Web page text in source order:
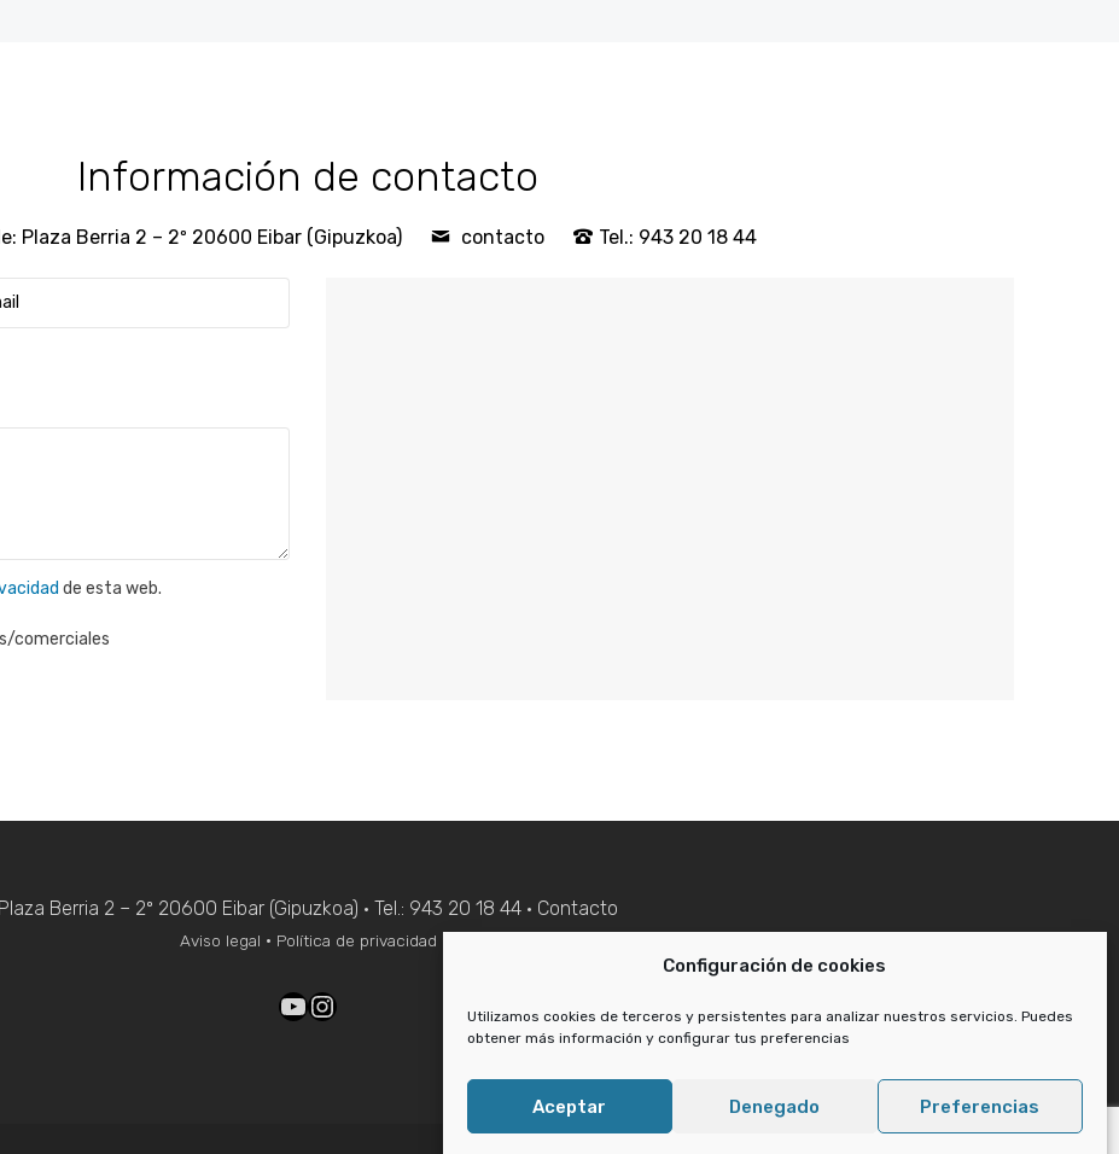
Configuración de cookies
Utilizamos cookies de terceros y persistentes para analizar nuestros servicios. Puedes
obtener más información y configurar tus preferencias
Aceptar Denegado Preferencias
Información de contacto
Plaza Berria 2 – 2º 20600 Eibar (Gipuzkoa) contacto Tel.: 943 20 18 44
de esta web.
comerciales
Plaza Berria 2 – 2º 20600 Eibar (Gipuzkoa) · Tel.: 943 20 18 44 · Contacto
Aviso legal · Política de privacidad